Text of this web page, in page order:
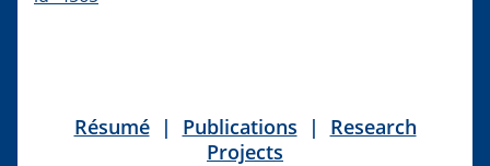
Résumé| Publications | Research
Projects